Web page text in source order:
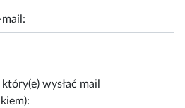
wysłać mail